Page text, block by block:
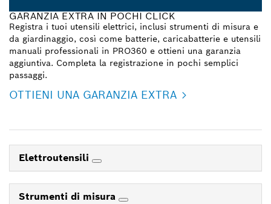
GARANZIA EXTRA IN POCHI CLICK
Registra i tuoi utensili elettrici, inclusi strumenti di misura e
da giardinaggio, così come batterie, caricabatterie e utensili
manuali professionali in PRO360 e ottieni una garanzia
aggiuntiva. Completa la registrazione in pochi semplici
passaggi.
OTTIENI UNA GARANZIA EXTRA
Elettroutensili
Strumenti di misura